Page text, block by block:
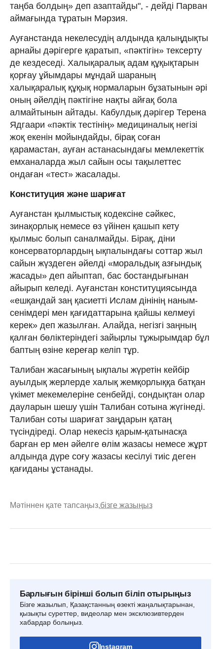
таңба болдың» деп азаптайды", - дейді Парван
аймағында тұратын Мәрзия.
Ауғанстанда некелесудің алдында қалыңдықты
арнайы дәрігерге қаратып, «пәктігін» тексерту
де кездеседі. Халықаралық адам құқықтарын
қорғау ұйымдары мұндай шараның
халықаралық құқық нормаларын бұзатынын әрі
оның әйелдің пәктігіне нақты айғақ бола
алмайтынын айтады. Кабулдық дәрігер Терена
Ядгаари «пәктік тестінің» медициналық негізі
жоқ екенін мойындайды, бірақ соған
қарамастан, ауған астанасындағы мемлекеттік
емханаларда жыл сайын осы тақылеттес
ондаған «тест» жасалады.
Конституция және шариғат
Ауғанстан қылмыстық кодексіне сәйкес,
зинақорлық немесе өз үйінен қашып кету
қылмыс болып саналмайды. Бірақ, діни
консерваторлардың ықпалындағы соттар жыл
сайын жүздеген әйелді «моральдық азғындық
жасады» деп айыптап, бас бостандығынан
айырып келеді. Ауғанстан конституциясында
«ешқандай заң қасиетті Ислам дінінің наным-
сенімдері мен қағидаттарына қайшы келмеуі
керек» деп жазылған. Алайда, негізгі заңның
қалған бөліктеріндегі зайырлы тұжырымдар бұл
баптың өзіне кереғар келіп тұр.
Талибан жасағының ықпалы жүретін кейбір
ауылдық жерлерде халық жемқорлыққа батқан
үкімет мекемелеріне сенбейді, сондықтан олар
дауларын шешу үшін Талибан сотына жүгінеді.
Талибан соты шариғат заңдарын қатаң
түсіндіреді. Олар некесіз қарым-қатынасқа
барған ер мен әйелге өлім жазасы немесе жұрт
алдында дүре соғу жазасы кесілуі тиіс деген
қағиданы ұстанады.
Мәтіннен қате тапсаңыз,бізге жазыңыз
Барлығын бірінші болып біліп отырыңыз
Бізге жазылып, Қазақстанның өзекті жаңалықтарынан,
қызықты суреттер, видеолар мен эксклюзивтерден
хабардар болыңыз.
Instagram